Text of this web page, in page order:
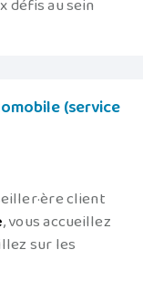
défis au sein
(service
client
, vous accueillez
sur les